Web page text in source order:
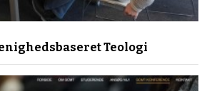
Teologi